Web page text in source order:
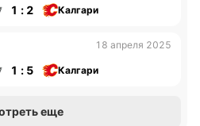
1 : 2 Калгари
18 апреля 2025
1 : 5 Калгари
еще